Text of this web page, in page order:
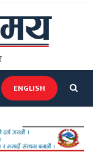
ENGLISH